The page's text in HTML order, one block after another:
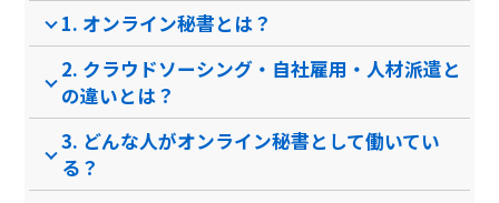
無料ダウンロード
ソフト種別
資料ダウンロード
1. オンライン秘書とは？
2. クラウドソーシング・自社雇用・人材派遣と
の違いとは？
3. どんな人がオンライン秘書として働いてい
る？